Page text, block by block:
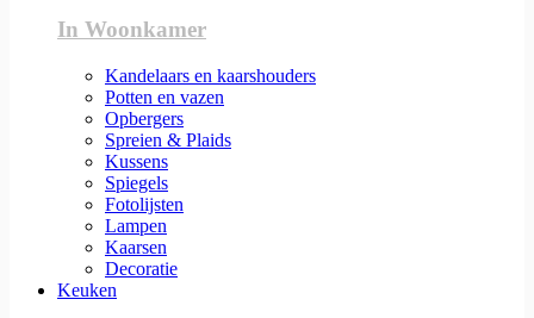
In Woonkamer
Kandelaars en kaarshouders
Potten en vazen
Opbergers
Spreien & Plaids
Kussens
Spiegels
Fotolijsten
Lampen
Kaarsen
Decoratie
Keuken